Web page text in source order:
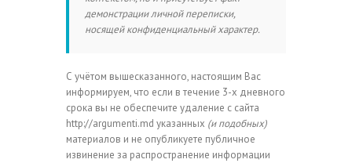
демонстрации личной переписки,
носящей конфиденциальный характер.
С учётом вышесказанного, настоящим Вас
информируем, что если в течение 3-х дневного
срока вы не обеспечите удаление с сайта
http://argumenti.md указанных (и подобных)
материалов и не опубликуете публичное
извинение за распространение информации